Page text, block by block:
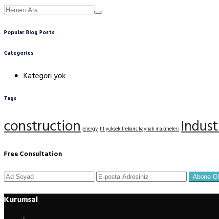
Popular Blog Posts
Categories
Kategori yok
Tags
construction energy hf yuksek frekans kaynak makineleri
Free Consultation
Abone Ol
Kurumsal